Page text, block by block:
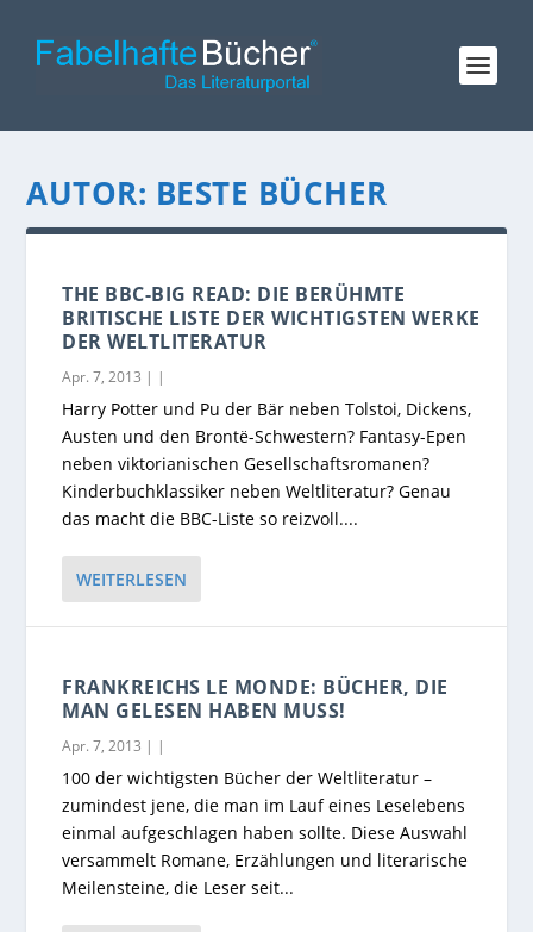
AUTOR: BESTE BÜCHER
THE BBC-BIG READ: DIE BERÜHMTE
BRITISCHE LISTE DER WICHTIGSTEN WERKE
DER WELTLITERATUR
Apr. 7, 2013 | |
Harry Potter und Pu der Bär neben Tolstoi, Dickens,
Austen und den Brontë-Schwestern? Fantasy-Epen
neben viktorianischen Gesellschaftsromanen?
Kinderbuchklassiker neben Weltliteratur? Genau
das macht die BBC-Liste so reizvoll....
WEITERLESEN
FRANKREICHS LE MONDE: BÜCHER, DIE
MAN GELESEN HABEN MUSS!
Apr. 7, 2013 | |
100 der wichtigsten Bücher der Weltliteratur –
zumindest jene, die man im Lauf eines Leselebens
einmal aufgeschlagen haben sollte. Diese Auswahl
versammelt Romane, Erzählungen und literarische
Meilensteine, die Leser seit...